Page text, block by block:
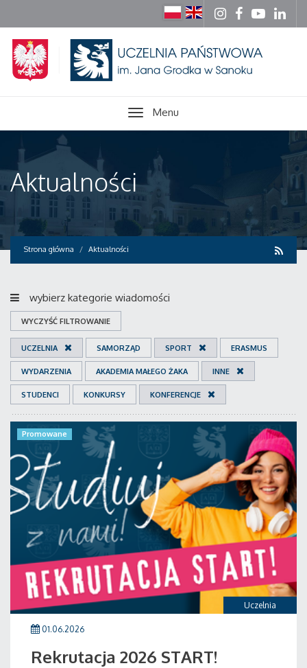
Menu
Aktualności
Strona główna Aktualności
wybierz kategorie wiadomości
WYCZYŚĆ FILTROWANIE
UCZELNIA SAMORZĄD SPORT ERASMUS
WYDARZENIA AKADEMIA MAŁEGO ŻAKA INNE
STUDENCI KONKURSY KONFERENCJE
Uczelnia
Promowane
01.06.2026
Rekrutacja 2026 START!